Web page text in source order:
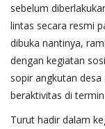
sebelum
lintas secara resmi
dibuka nantinya,
dengan kegiatan
sopir angkutan
beraktivitas di
Turut hadir dalam